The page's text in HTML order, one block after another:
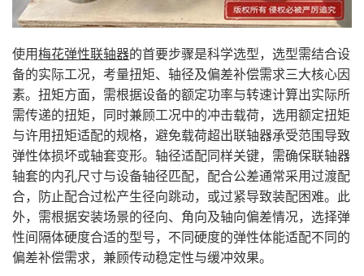
使用梅花弹性联轴器的首要步骤是科学选型，选型需结合设
备的实际工况，考量扭矩、轴径及偏差补偿需求三大核心因
素。扭矩方面，需根据设备的额定功率与转速计算出实际所
需传递的扭矩，同时兼顾工况中的冲击载荷，选用额定扭矩
与许用扭矩适配的规格，避免载荷超出联轴器承受范围导致
弹性体损坏或轴套变形。轴径适配同样关键，需确保联轴器
轴套的内孔尺寸与设备轴径匹配，配合公差通常采用过渡配
合，防止配合过松产生径向跳动，或过紧导致装配困难。此
外，需根据安装场景的径向、角向及轴向偏差情况，选择弹
性间隔体硬度合适的型号，不同硬度的弹性体能适配不同的
偏差补偿需求，兼顾传动稳定性与缓冲效果。